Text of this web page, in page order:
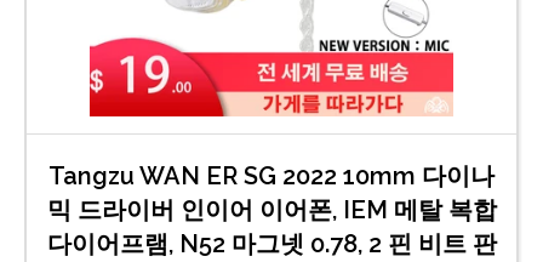
Tangzu WAN ER SG 2022 10mm 다이나
믹 드라이버 인이어 이어폰, IEM 메탈 복합
다이어프램, N52 마그넷 0.78, 2 핀 비트 판